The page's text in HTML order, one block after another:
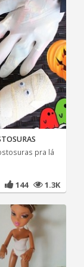
pra lá
144 1.3K